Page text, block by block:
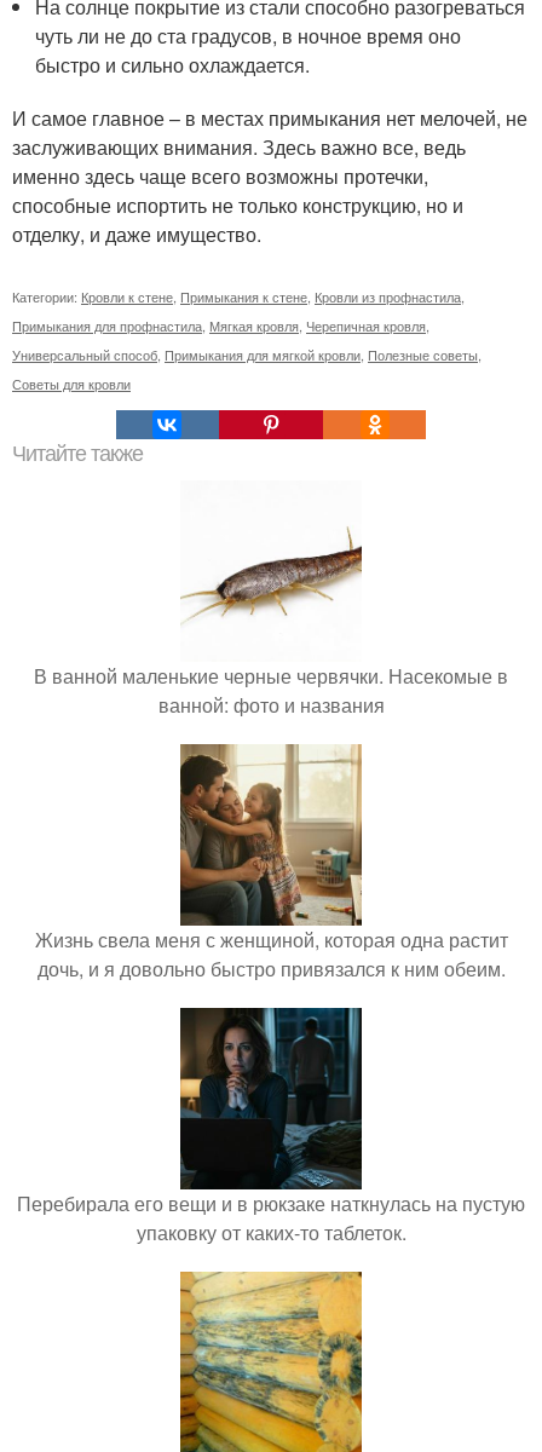
На солнце покрытие из стали способно разогреваться
чуть ли не до ста градусов, в ночное время оно
быстро и сильно охлаждается.
И самое главное – в местах примыкания нет мелочей, не
заслуживающих внимания. Здесь важно все, ведь
именно здесь чаще всего возможны протечки,
способные испортить не только конструкцию, но и
отделку, и даже имущество.
Категории: Кровли к стене Примыкания к стене Кровли из профнастила
Примыкания для профнастила Мягкая кровля Черепичная кровля
Универсальный способ Примыкания для мягкой кровли Полезные советы
Советы для кровли
Читайте также
В ванной маленькие черные червячки. Насекомые в
ванной: фото и названия
Жизнь свела меня с женщиной, которая одна растит
дочь, и я довольно быстро привязался к ним обеим.
Перебирала его вещи и в рюкзаке наткнулась на пустую
упаковку от каких-то таблеток.